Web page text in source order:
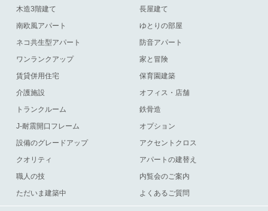
木造3階建て
長屋建て
南欧風アパート
ゆとりの部屋
ネコ共生型アパート
防音アパート
ワンランクアップ
家と冒険
賃貸併用住宅
保育園建築
介護施設
オフィス・店舗
トランクルーム
鉄骨造
J-耐震開口フレーム
オプション
設備のグレードアップ
アクセントクロス
クオリティ
アパートの建替え
職人の技
内覧会のご案内
ただいま建築中
よくあるご質問